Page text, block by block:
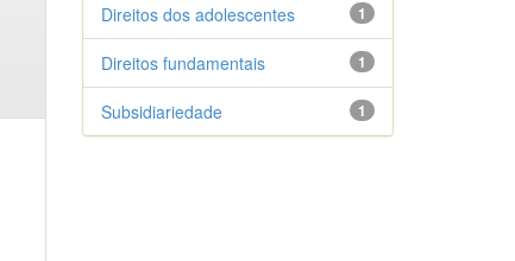
1
Direitos dos adolescentes
1
Direitos fundamentais
1
Subsidiariedade